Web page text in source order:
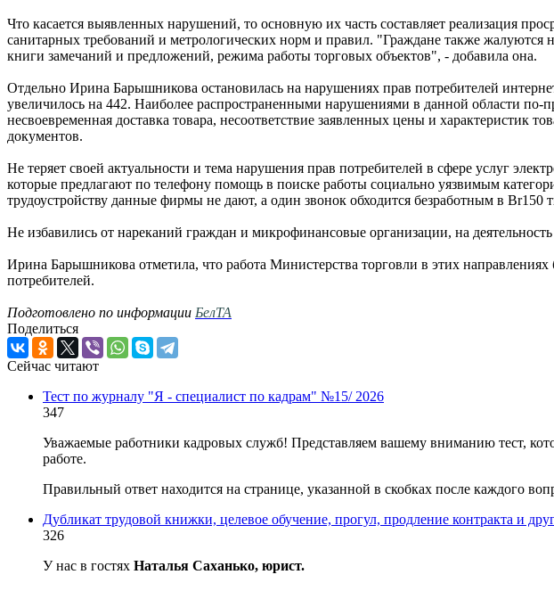
Что касается выявленных нарушений, то основную их часть составляет реализация
санитарных требований и метрологических норм и правил. "Граждане также
книги замечаний и предложений, режима работы торговых объектов", - добавила она.
Отдельно Ирина Барышникова остановилась на нарушениях прав потребителей
увеличилось на 442. Наиболее распространенными нарушениями в данной области по-
несвоевременная доставка товара, несоответствие заявленных цены и характеристик
документов.
Не теряет своей актуальности и тема нарушения прав потребителей в сфере услуг
которые предлагают по телефону помощь в поиске работы социально уязвимым
трудоустройству данные фирмы не дают, а один звонок обходится безработным в Br150
Не избавились от нареканий граждан и микрофинансовые организации, на
Ирина Барышникова отметила, что работа Министерства торговли в этих
потребителей.
Подготовлено по информации БелТА
Поделиться
Сейчас читают
Тест по журналу "Я - специалист по кадрам" №15/ 2026
347
Уважаемые работники кадровых служб! Представляем вашему вниманию тест,
работе.
Правильный ответ находится на странице, указанной в скобках после каждого
Дубликат трудовой книжки, целевое обучение, прогул, продление контракта и
326
У нас в гостях Наталья Саханько, юрист.